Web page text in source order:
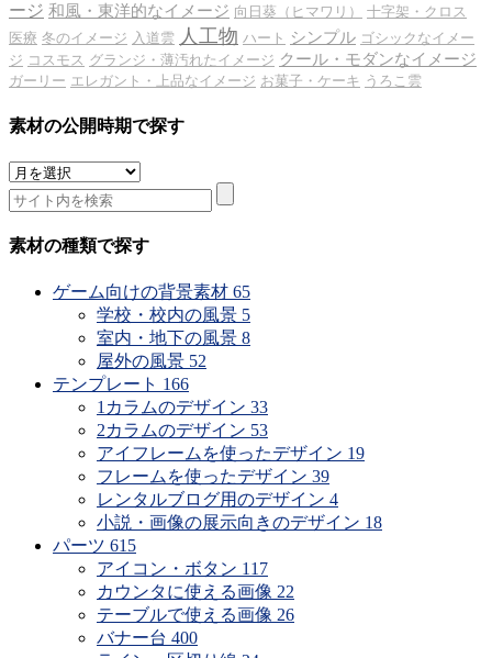
ージ 和風・東洋的なイメージ 向日葵（ヒマワリ）
十字架・クロス
医療 冬のイメージ 入道雲 人工物 ハート シンプル ゴシックなイメー
ジ コスモス グランジ・薄汚れたイメージ クール・モダンなイメージ
ガーリー エレガント・上品なイメージ お菓子・ケーキ うろこ雲
素材の公開時期で探す
素
材
の
公
素材の種類で探す
ゲーム向けの背景素材 65
学校・校内の風景 5
室内・地下の風景 8
屋外の風景 52
テンプレート 166
1カラムのデザイン 33
2カラムのデザイン 53
アイフレームを使ったデザイン 19
フレームを使ったデザイン 39
レンタルブログ用のデザイン 4
小説・画像の展示向きのデザイン 18
パーツ 615
アイコン・ボタン 117
カウンタに使える画像 22
テーブルで使える画像 26
バナー台 400